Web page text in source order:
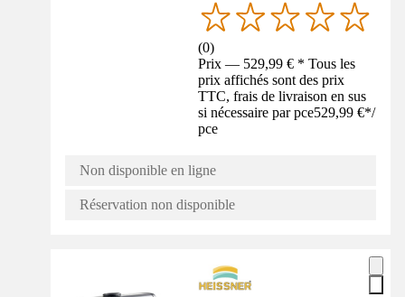
(0)
Prix — 529,99 € * Tous les
prix affichés sont des prix
TTC, frais de livraison en sus
si nécessaire par pce529,99 €*/
pce
Non disponible en ligne
Réservation non disponible